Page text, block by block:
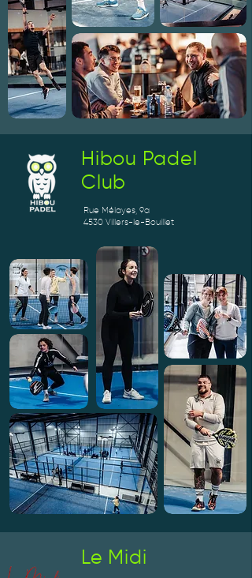
Hibou Padel
Club
Rue Mélayes, 9a
4530 Villers-le-Bouillet
Le Midi